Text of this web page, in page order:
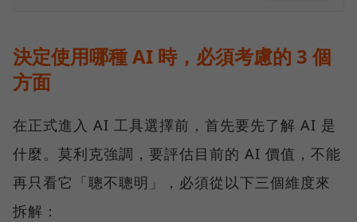
決定使用哪種 AI 時，必須考慮的 3 個
方面
在正式進入 AI 工具選擇前，首先要先了解 AI 是
什麼。莫利克強調，要評估目前的 AI 價值，不能
再只看它「聰不聰明」，必須從以下三個維度來
拆解：